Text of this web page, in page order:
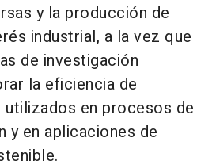
y la producción de
industrial, a la vez que
de investigación
la eficiencia de
en procesos de
y en aplicaciones de